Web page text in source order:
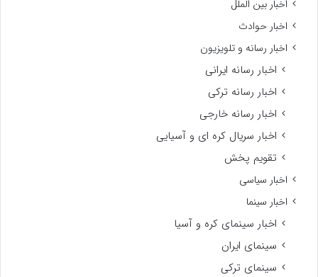
اخبار بین الملل
اخبار حوادث
اخبار رسانه و تلویزیون
اخبار رسانه ایرانی
اخبار رسانه ترکی
اخبار رسانه خارجی
اخبار سریال کره ای و آسیایی
تقویم پخش
اخبار سیاسی
اخبار سینما
اخبار سینمای کره و آسیا
سینمای ایران
سینمای ترکی